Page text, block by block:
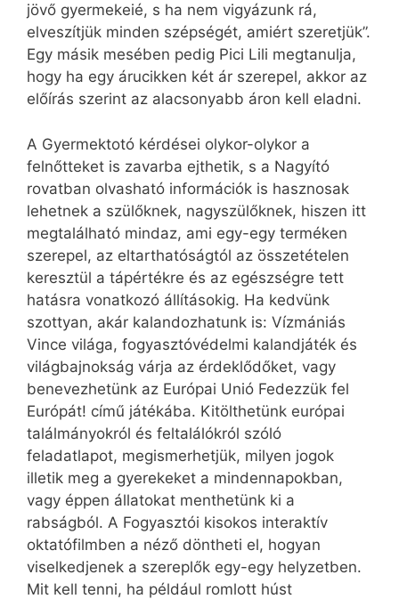
jövő gyermekeié, s ha nem vigyázunk rá,
elveszítjük minden szépségét, amiért szeretjük”.
Egy másik mesében pedig Pici Lili megtanulja,
hogy ha egy árucikken két ár szerepel, akkor az
előírás szerint az alacsonyabb áron kell eladni.
A Gyermektotó kérdései olykor-olykor a
felnőtteket is zavarba ejthetik, s a Nagyító
rovatban olvasható információk is hasznosak
lehetnek a szülőknek, nagyszülőknek, hiszen itt
megtalálható mindaz, ami egy-egy terméken
szerepel, az eltarthatóságtól az összetételen
keresztül a tápértékre és az egészségre tett
hatásra vonatkozó állításokig. Ha kedvünk
szottyan, akár kalandozhatunk is: Vízmániás
Vince világa, fogyasztóvédelmi kalandjáték és
világbajnokság várja az érdeklődőket, vagy
benevezhetünk az Európai Unió Fedezzük fel
Európát! című játékába. Kitölthetünk európai
találmányokról és feltalálókról szóló
feladatlapot, megismerhetjük, milyen jogok
illetik meg a gyerekeket a mindennapokban,
vagy éppen állatokat menthetünk ki a
rabságból. A Fogyasztói kisokos interaktív
oktatófilmben a néző döntheti el, hogyan
viselkedjenek a szereplők egy-egy helyzetben.
Mit kell tenni, ha például romlott húst